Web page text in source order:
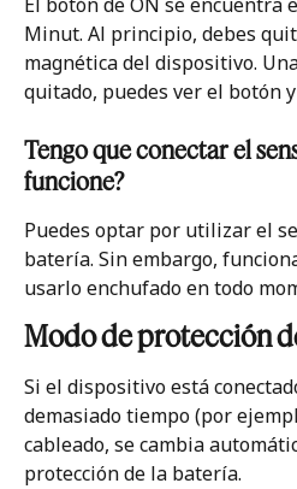
Minut. Al principio, debes
magnética del dispositivo.
quitado, puedes ver el botón
Tengo que conectar el
funcione?
Puedes optar por utilizar el
batería. Sin embargo,
usarlo enchufado en todo
Modo de protección
Si el dispositivo está
demasiado tiempo (por
cableado, se cambia
protección de la batería.